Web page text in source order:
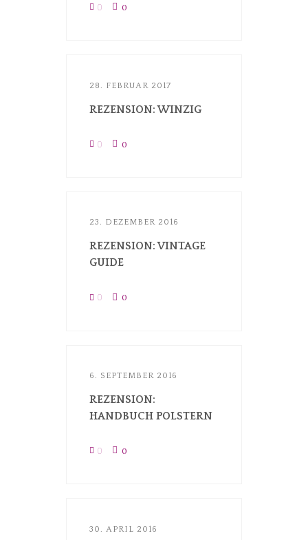
0 0
28. FEBRUAR 2017
REZENSION: WINZIG
0 0
23. DEZEMBER 2016
REZENSION: VINTAGE
GUIDE
0 0
6. SEPTEMBER 2016
REZENSION:
HANDBUCH POLSTERN
0 0
30. APRIL 2016